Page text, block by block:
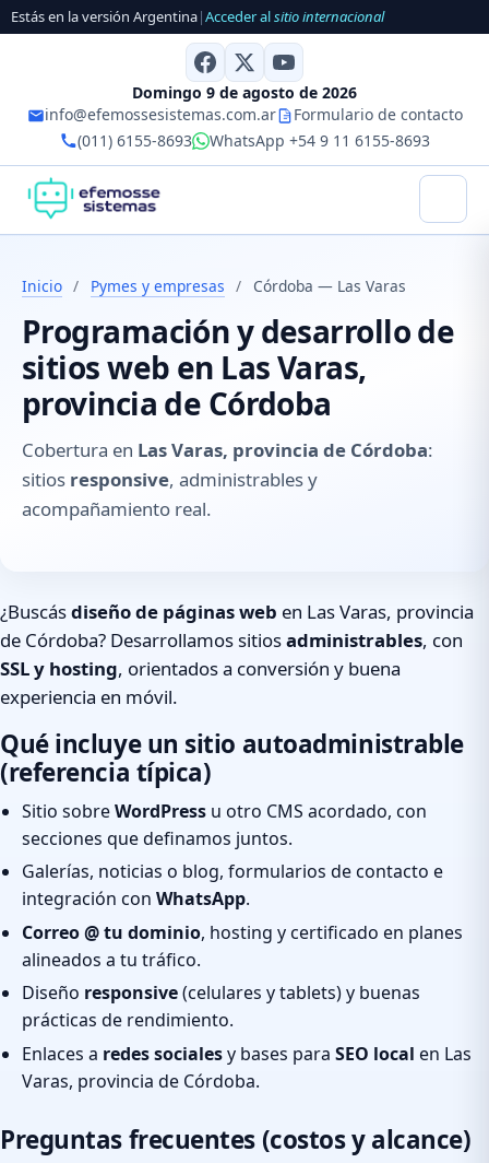
Estás en la versión Argentina|Acceder alsitio internacional
Domingo 9 de agosto de 2026
info@efemossesistemas.com.ar
Formulario de contacto
(011) 6155-8693
WhatsApp +54 9 11 6155-8693
Inicio / Pymes y empresas / Córdoba — Las Varas
Programación y desarrollo de
sitios web en Las Varas,
provincia de Córdoba
Cobertura en Las Varas, provincia de Córdoba:
sitios responsive, administrables y
acompañamiento real.
¿Buscásdiseño de páginas web en Las Varas, provincia
de Córdoba? Desarrollamos sitiosadministrables, con
SSL y hosting, orientados a conversión y buena
experiencia en móvil.
Qué incluye un sitio autoadministrable
(referencia típica)
Sitio sobreWordPress u otro CMS acordado, con
secciones que definamos juntos.
Galerías, noticias o blog, formularios de contacto e
integración con WhatsApp.
Correo @ tu dominio, hosting y certificado en planes
alineados a tu tráfico.
Diseño responsive(celulares y tablets) y buenas
prácticas de rendimiento.
Enlaces a redes socialesy bases para SEO local en Las
Varas, provincia de Córdoba.
Preguntas frecuentes (costos y alcance)